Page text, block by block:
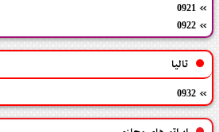
0921
0922
تالیا
0932